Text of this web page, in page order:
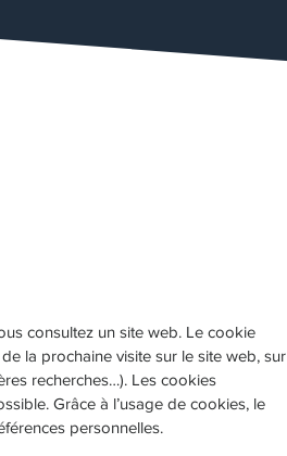
consultez un site web. Le cookie
la prochaine visite sur le site web, sur
recherches…). Les cookies
Grâce à l’usage de cookies, le
personnelles.